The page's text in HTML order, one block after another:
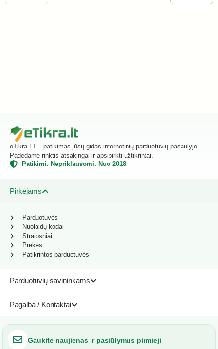
eTikra.LT – patikimas jūsų gidas internetinių parduotuvių pasaulyje.
Padedame rinktis atsakingai ir apsipirkti užtikrintai.
Patikimi. Nepriklausomi. Nuo 2018.
Pirkėjams
Parduotuvių savininkams
Pagalba / Kontaktai
Parduotuvės
Nuolaidų kodai
Straipsniai
Prekės
Patikrintos parduotuvės
Gaukite naujienas ir pasiūlymus pirmieji